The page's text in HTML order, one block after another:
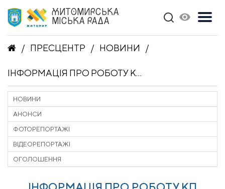
ЖИТОМИРСЬКА
МІСЬКА РАДА
ПРЕСЦЕНТР НОВИНИ
ІНФОРМАЦІЯ ПРО РОБОТУ КП "УПРАВЛІННЯ АВТОМОБІЛЬНИХ ШЛЯХІВ" З 4 НА 5 ЛЮТОГО 2020 РОКУ
НОВИНИ
АНОНСИ
ФОТОРЕПОРТАЖІ
ВІДЕОРЕПОРТАЖІ
ОГОЛОШЕННЯ